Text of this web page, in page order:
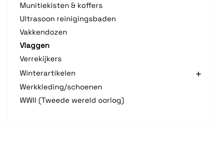
Munitiekisten & koffers
Ultrasoon reinigingsbaden
Vakkendozen
Vlaggen
Verrekijkers
Winterartikelen
Werkkleding/schoenen
WWII (Tweede wereld oorlog)